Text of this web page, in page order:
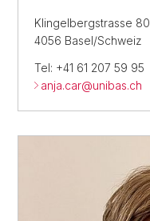
Klingelbergstrasse 80
4056 Basel/Schweiz
Tel: +41 61 207 59 95
anja.car@unibas.ch